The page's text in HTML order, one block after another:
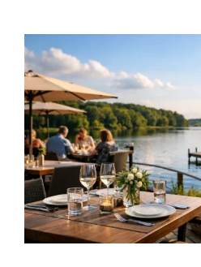
View
Larger
Image